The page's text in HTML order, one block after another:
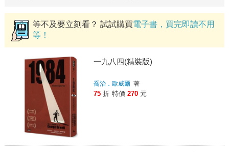
等不及要立刻看？ 試試購買電子書，買完即讀不用
等！
一九八四(精裝版)
喬治．歐威爾 著
75 折 特價 270 元